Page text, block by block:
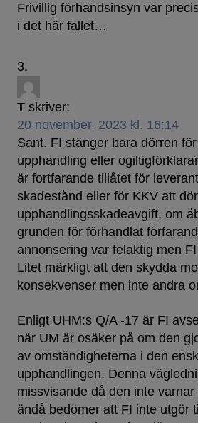
Frivillig förhandsinsyn var
i det här fallet…
T skriver:
20 november, 2023 kl. 16:14
Sant. FI stänger bara dörren
upphandling eller
är fortfarande tillåtet för
skadestånd eller för KKV att
upphandlingsskadeavgift, om
grunden för förhandlat
annonsering var felaktig men
Litet märkligt att den skydda
konsekvenser men inte andra
Enligt UHM:s Q/A -17 är FI
när UM är osäker på om den
av omständigheterna i den
upphandlingen. Denna
missvisande då den inte
ändå bedömer att FI inte utgör